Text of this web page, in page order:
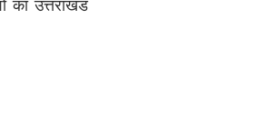
का उत्तराखंड